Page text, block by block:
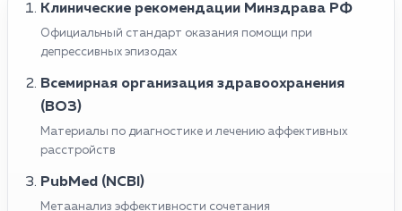
Клинические рекомендации Минздрава РФ
Официальный стандарт оказания помощи при
депрессивных эпизодах
Всемирная организация здравоохранения
(ВОЗ)
Материалы по диагностике и лечению аффективных
расстройств
PubMed (NCBI)
Метаанализ эффективности сочетания